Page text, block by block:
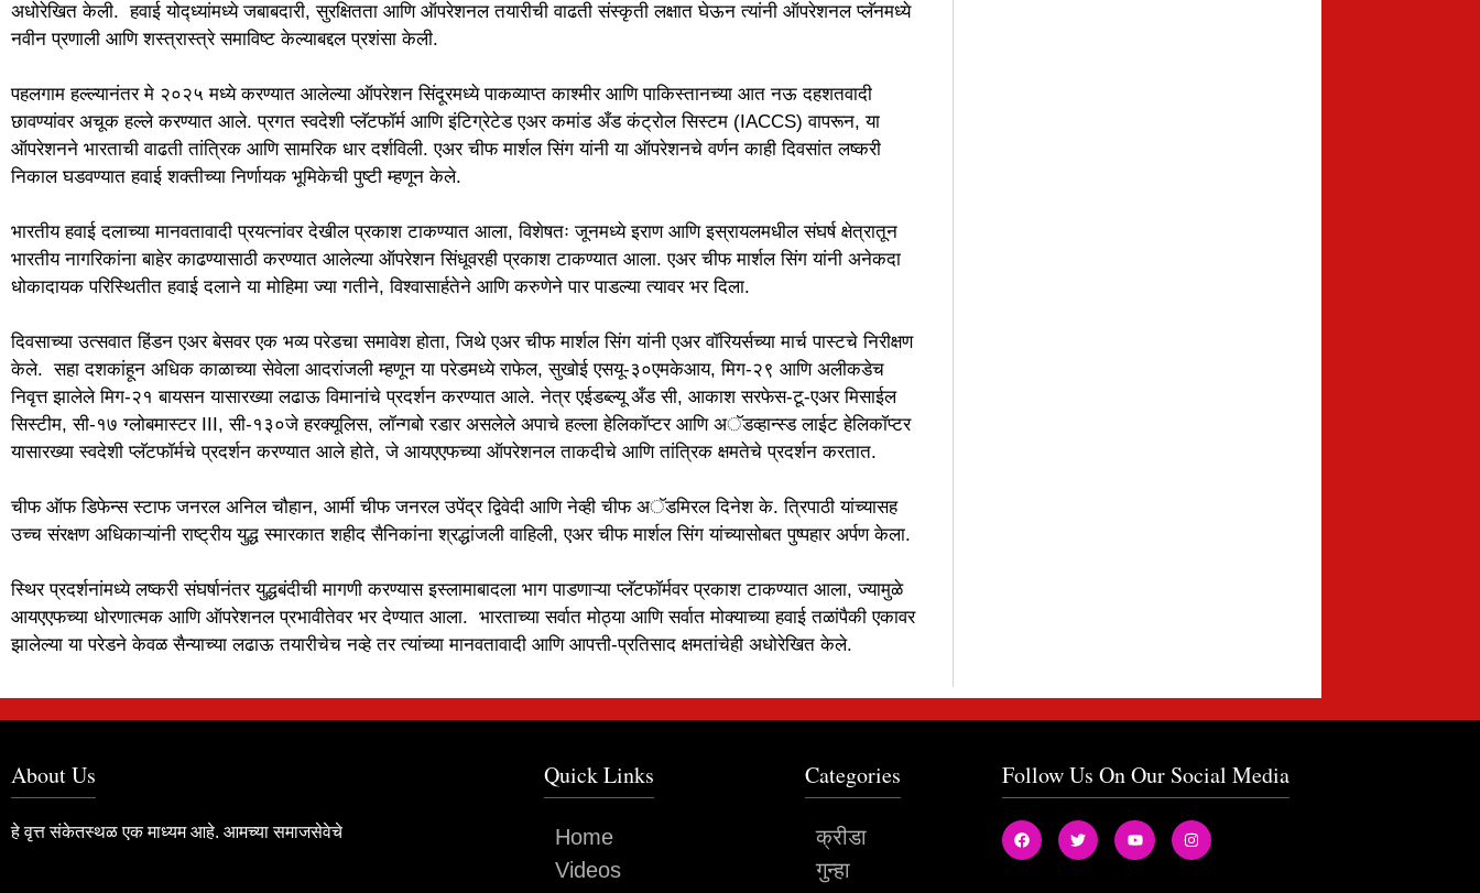
अधोरेखित केली. हवाई योद्ध्यांमध्ये जबाबदारी, सुरक्षितता आणि ऑपरेशनल तयारीची वाढती संस्कृती लक्षात घेऊन त्यांनी ऑपरेशनल प्लॅनमध्ये
नवीन प्रणाली आणि शस्त्रास्त्रे समाविष्ट केल्याबद्दल प्रशंसा केली.
पहलगाम हल्ल्यानंतर मे २०२५ मध्ये करण्यात आलेल्या ऑपरेशन सिंदूरमध्ये पाकव्याप्त काश्मीर आणि पाकिस्तानच्या आत नऊ दहशतवादी
छावण्यांवर अचूक हल्ले करण्यात आले. प्रगत स्वदेशी प्लॅटफॉर्म आणि इंटिग्रेटेड एअर कमांड अँड कंट्रोल सिस्टम (IACCS) वापरून, या
ऑपरेशनने भारताची वाढती तांत्रिक आणि सामरिक धार दर्शविली. एअर चीफ मार्शल सिंग यांनी या ऑपरेशनचे वर्णन काही दिवसांत लष्करी
निकाल घडवण्यात हवाई शक्तीच्या निर्णायक भूमिकेची पुष्टी म्हणून केले.
भारतीय हवाई दलाच्या मानवतावादी प्रयत्नांवर देखील प्रकाश टाकण्यात आला, विशेषतः जूनमध्ये इराण आणि इस्रायलमधील संघर्ष क्षेत्रातून
भारतीय नागरिकांना बाहेर काढण्यासाठी करण्यात आलेल्या ऑपरेशन सिंधूवरही प्रकाश टाकण्यात आला. एअर चीफ मार्शल सिंग यांनी अनेकदा
धोकादायक परिस्थितीत हवाई दलाने या मोहिमा ज्या गतीने, विश्वासार्हतेने आणि करुणेने पार पाडल्या त्यावर भर दिला.
दिवसाच्या उत्सवात हिंडन एअर बेसवर एक भव्य परेडचा समावेश होता, जिथे एअर चीफ मार्शल सिंग यांनी एअर वॉरियर्सच्या मार्च पास्टचे निरीक्षण
केले. सहा दशकांहून अधिक काळाच्या सेवेला आदरांजली म्हणून या परेडमध्ये राफेल, सुखोई एसयू-३०एमकेआय, मिग-२९ आणि अलीकडेच
निवृत्त झालेले मिग-२१ बायसन यासारख्या लढाऊ विमानांचे प्रदर्शन करण्यात आले. नेत्र एईडब्ल्यू अँड सी, आकाश सरफेस-टू-एअर मिसाईल
सिस्टीम, सी-१७ ग्लोबमास्टर III, सी-१३०जे हरक्यूलिस, लॉन्गबो रडार असलेले अपाचे हल्ला हेलिकॉप्टर आणि अॅडव्हान्स्ड लाईट हेलिकॉप्टर
यासारख्या स्वदेशी प्लॅटफॉर्मचे प्रदर्शन करण्यात आले होते, जे आयएएफच्या ऑपरेशनल ताकदीचे आणि तांत्रिक क्षमतेचे प्रदर्शन करतात.
चीफ ऑफ डिफेन्स स्टाफ जनरल अनिल चौहान, आर्मी चीफ जनरल उपेंद्र द्विवेदी आणि नेव्ही चीफ अॅडमिरल दिनेश के. त्रिपाठी यांच्यासह
उच्च संरक्षण अधिकाऱ्यांनी राष्ट्रीय युद्ध स्मारकात शहीद सैनिकांना श्रद्धांजली वाहिली, एअर चीफ मार्शल सिंग यांच्यासोबत पुष्पहार अर्पण केला.
स्थिर प्रदर्शनांमध्ये लष्करी संघर्षानंतर युद्धबंदीची मागणी करण्यास इस्लामाबादला भाग पाडणाऱ्या प्लॅटफॉर्मवर प्रकाश टाकण्यात आला, ज्यामुळे
आयएएफच्या धोरणात्मक आणि ऑपरेशनल प्रभावीतेवर भर देण्यात आला. भारताच्या सर्वात मोठ्या आणि सर्वात मोक्याच्या हवाई तळांपैकी एकावर
झालेल्या या परेडने केवळ सैन्याच्या लढाऊ तयारीचेच नव्हे तर त्यांच्या मानवतावादी आणि आपत्ती-प्रतिसाद क्षमतांचेही अधोरेखित केले.
About Us
हे वृत्त संकेतस्थळ एक माध्यम आहे. आमच्या समाजसेवेचे
Quick Links
Home
Videos
Categories
क्रीडा
गुन्हा
Follow Us On Our Social Media